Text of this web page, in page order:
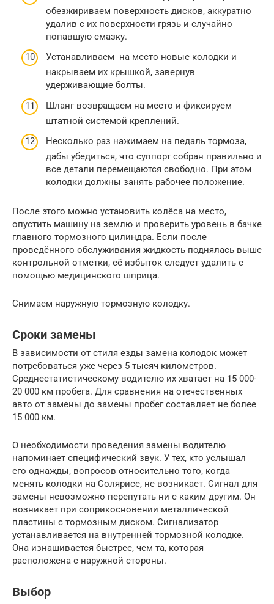
обезжириваем поверхность дисков, аккуратно
удалив с их поверхности грязь и случайно
попавшую смазку.
Устанавливаем на место новые колодки и
накрываем их крышкой, завернув
удерживающие болты.
Шланг возвращаем на место и фиксируем
штатной системой креплений.
Несколько раз нажимаем на педаль тормоза,
дабы убедиться, что суппорт собран правильно и
все детали перемещаются свободно. При этом
колодки должны занять рабочее положение.
После этого можно установить колёса на место,
опустить машину на землю и проверить уровень в бачке
главного тормозного цилиндра. Если после
проведённого обслуживания жидкость поднялась выше
контрольной отметки, её избыток следует удалить с
помощью медицинского шприца.
Снимаем наружную тормозную колодку.
Сроки замены
В зависимости от стиля езды замена колодок может
потребоваться уже через 5 тысяч километров.
Среднестатистическому водителю их хватает на 15 000-
20 000 км пробега. Для сравнения на отечественных
авто от замены до замены пробег составляет не более
15 000 км.
О необходимости проведения замены водителю
напоминает специфический звук. У тех, кто услышал
его однажды, вопросов относительно того, когда
менять колодки на Солярисе, не возникает. Сигнал для
замены невозможно перепутать ни с каким другим. Он
возникает при соприкосновении металлической
пластины с тормозным диском. Сигнализатор
устанавливается на внутренней тормозной колодке.
Она изнашивается быстрее, чем та, которая
расположена с наружной стороны.
Выбор